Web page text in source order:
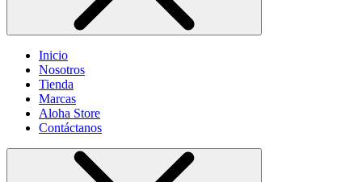
Inicio
Nosotros
Tienda
Marcas
Aloha Store
Contáctanos